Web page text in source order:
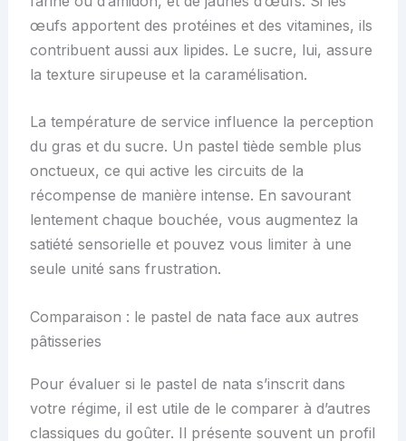
œufs apportent des protéines et des vitamines, ils
contribuent aussi aux lipides. Le sucre, lui, assure
la texture sirupeuse et la caramélisation.
La température de service influence la perception
du gras et du sucre. Un pastel tiède semble plus
onctueux, ce qui active les circuits de la
récompense de manière intense. En savourant
lentement chaque bouchée, vous augmentez la
satiété sensorielle et pouvez vous limiter à une
seule unité sans frustration.
Comparaison : le pastel de nata face aux autres
pâtisseries
Pour évaluer si le pastel de nata s’inscrit dans
votre régime, il est utile de le comparer à d’autres
classiques du goûter. Il présente souvent un profil